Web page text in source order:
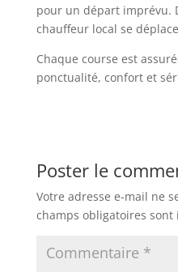
pour un départ imprévu.
chauffeur local se
Chaque course est
ponctualité, confort et
Poster le
Votre adresse e-mail ne
champs obligatoires sont